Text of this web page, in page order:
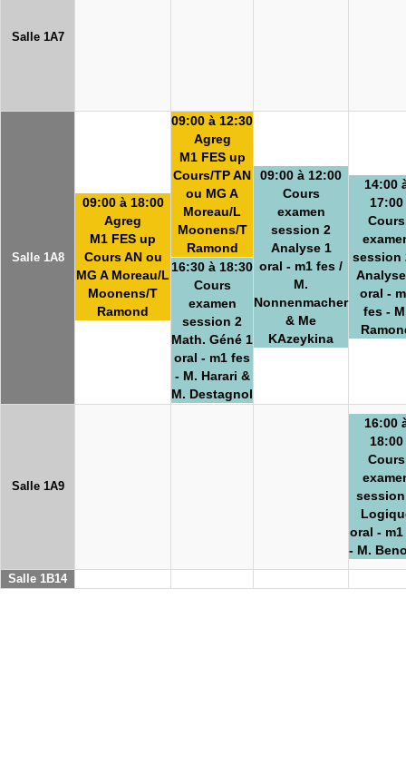
Salle 1A7
Salle 1A8
09:00 à 18:00
Agreg
M1 FES up
Cours AN ou
MG A Moreau/L
Moonens/T
Ramond
09:00 à 12:30
Agreg
M1 FES up
Cours/TP AN
ou MG A
Moreau/L
Moonens/T
Ramond
16:30 à 18:30
Cours
examen
session 2
Math. Géné 1
oral - m1 fes
- M. Harari &
M. Destagnol
09:00 à 12:00
Cours
examen
session 2
Analyse 1
oral - m1 fes /
M.
Nonnenmacher
& Me
KAzeykina
14:00
17:00
Cours
session
oral -
fes -
Salle 1A9
16:00
18:00
Cours
oral - m1
- M.
Salle 1B14